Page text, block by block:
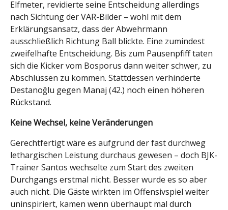
Elfmeter, revidierte seine Entscheidung allerdings
nach Sichtung der VAR-Bilder – wohl mit dem
Erklärungsansatz, dass der Abwehrmann
ausschließlich Richtung Ball blickte. Eine zumindest
zweifelhafte Entscheidung. Bis zum Pausenpfiff taten
sich die Kicker vom Bosporus dann weiter schwer, zu
Abschlüssen zu kommen. Stattdessen verhinderte
Destanoğlu gegen Manaj (42.) noch einen höheren
Rückstand.
Keine Wechsel, keine Veränderungen
Gerechtfertigt wäre es aufgrund der fast durchweg
lethargischen Leistung durchaus gewesen – doch BJK-
Trainer Santos wechselte zum Start des zweiten
Durchgangs erstmal nicht. Besser wurde es so aber
auch nicht. Die Gäste wirkten im Offensivspiel weiter
uninspiriert, kamen wenn überhaupt mal durch